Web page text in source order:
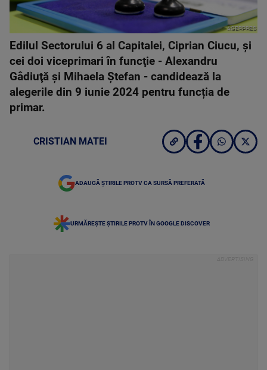
AGERPRES
Edilul Sectorului 6 al Capitalei, Ciprian Ciucu, şi
cei doi viceprimari în funcţie - Alexandru
Gâdiuţă şi Mihaela Ştefan - candidează la
alegerile din 9 iunie 2024 pentru funcția de
primar.
CRISTIAN MATEI
ADAUGĂ ȘTIRILE PROTV CA SURSĂ PREFERATĂ
URMĂREȘTE ȘTIRILE PROTV ÎN GOOGLE DISCOVER